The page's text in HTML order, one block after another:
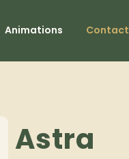
Animations Contact
Astra